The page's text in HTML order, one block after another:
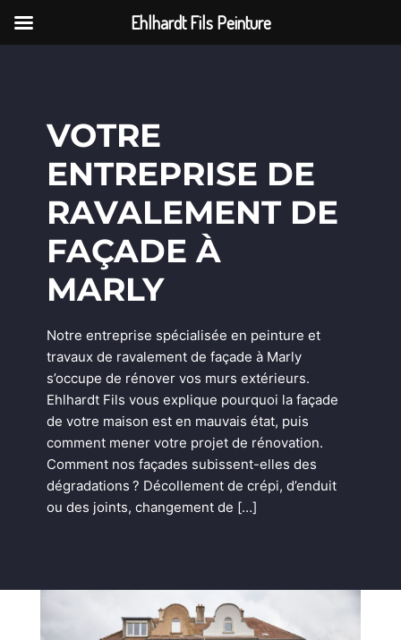
VOTRE
ENTREPRISE DE
RAVALEMENT DE
FAÇADE À
MARLY
Notre entreprise spécialisée en peinture et
travaux de ravalement de façade à Marly
s’occupe de rénover vos murs extérieurs.
Ehlhardt Fils vous explique pourquoi la façade
de votre maison est en mauvais état, puis
comment mener votre projet de rénovation.
Comment nos façades subissent-elles des
dégradations ? Décollement de crépi, d’enduit
ou des joints, changement de […]
Ehlhardt Fils Peinture